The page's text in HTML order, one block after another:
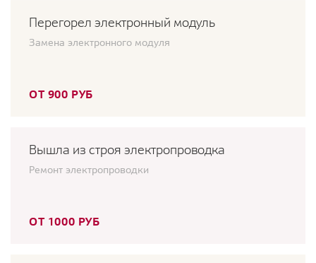
Перегорел электронный модуль
Замена электронного модуля
ОТ 900 РУБ
Вышла из строя электропроводка
Ремонт электропроводки
ОТ 1000 РУБ